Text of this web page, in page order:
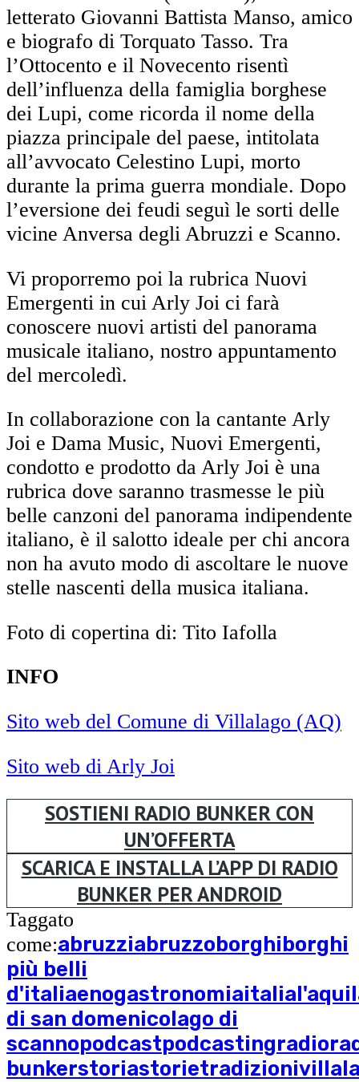
letterato Giovanni Battista Manso, amico
e biografo di Torquato Tasso. Tra
l’Ottocento e il Novecento risentì
dell’influenza della famiglia borghese
dei Lupi, come ricorda il nome della
piazza principale del paese, intitolata
all’avvocato Celestino Lupi, morto
durante la prima guerra mondiale. Dopo
l’eversione dei feudi seguì le sorti delle
vicine Anversa degli Abruzzi e Scanno.
Vi proporremo poi la rubrica Nuovi
Emergenti in cui Arly Joi ci farà
conoscere nuovi artisti del panorama
musicale italiano, nostro appuntamento
del mercoledì.
In collaborazione con la cantante Arly
Joi e Dama Music, Nuovi Emergenti,
condotto e prodotto da Arly Joi è una
rubrica dove saranno trasmesse le più
belle canzoni del panorama indipendente
italiano, è il salotto ideale per chi ancora
non ha avuto modo di ascoltare le nuove
stelle nascenti della musica italiana.
Foto di copertina di: Tito Iafolla
INFO
Sito web del Comune di Villalago (AQ)
Sito web di Arly Joi
SOSTIENI RADIO BUNKER CON
UN’OFFERTA
SCARICA E INSTALLA L’APP DI RADIO
BUNKER PER ANDROID
Taggato
come:abruzziabruzzoborghiborghi
più belli
d'italiaenogastronomiaitalia
di san domenicolago di
scannopodcastpodcastingradio
bunkerstoriastorietradizioni